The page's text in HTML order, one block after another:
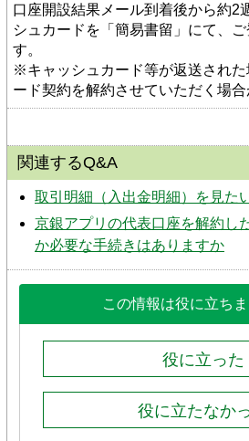
口座開設結果メール到着後から約2
シュカードを「簡易書留」にて、
す。
※キャッシュカード等が返送され
ード契約を解約させていただく場合
関連するQ&A
取引明細（入出金明細）を見た
京銀アプリの代表口座を解約し
か必要な手続きはありますか
この情報は役に立ち
役に立った
役に立たなか